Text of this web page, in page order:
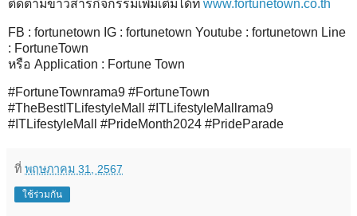
ติดตามข่าวสารกิจกรรมเพิ่มเติมได้ที่ www.fortunetown.co.th
FB : fortunetown IG : fortunetown Youtube : fortunetown Line
: FortuneTown
หรือ Application : Fortune Town
#FortuneTownrama9 #FortuneTown
#TheBestITLifestyleMall #ITLifestyleMallrama9
#ITLifestyleMall #PrideMonth2024 #PrideParade
ที่ พฤษภาคม 31, 2567
ใช้ร่วมกัน